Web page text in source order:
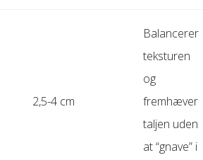
2,5-4 cm
Balancerer
teksturen
og
fremhæver
taljen uden
at “gnave” i